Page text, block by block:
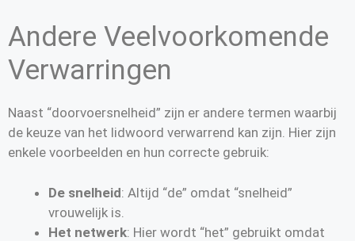
Andere Veelvoorkomende
Verwarringen
Naast “doorvoersnelheid” zijn er andere termen waarbij
de keuze van het lidwoord verwarrend kan zijn. Hier zijn
enkele voorbeelden en hun correcte gebruik:
De snelheid: Altijd “de” omdat “snelheid”
vrouwelijk is.
Het netwerk: Hier wordt “het” gebruikt omdat